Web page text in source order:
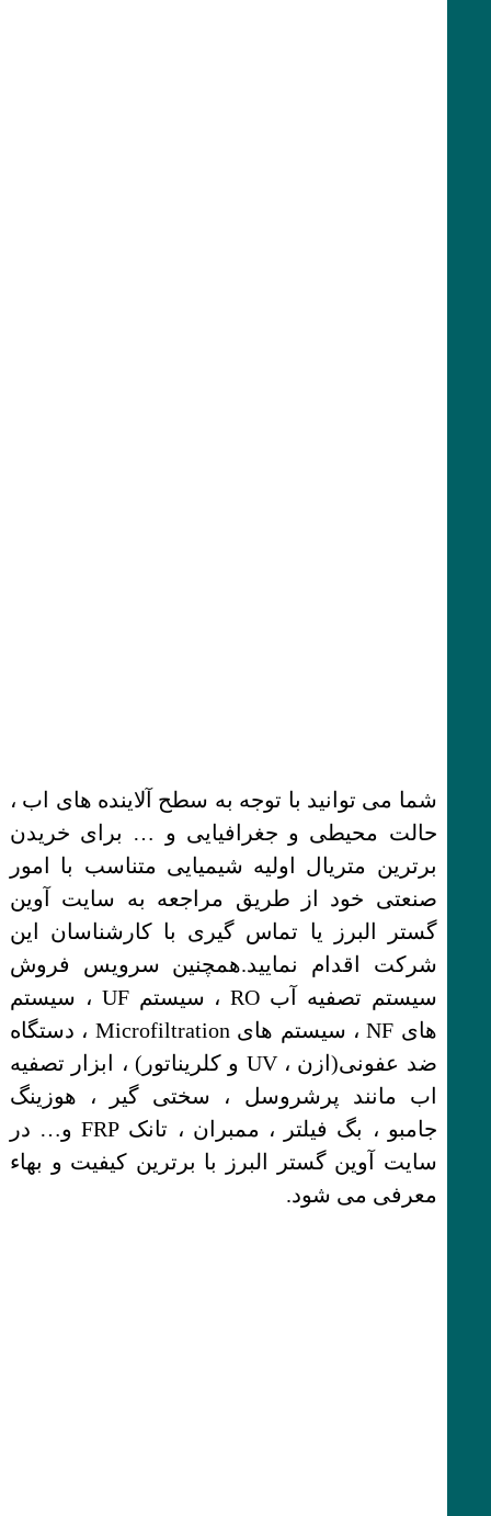
شما می توانید با توجه به سطح آلاینده های اب ،
حالت محیطی و جغرافیایی و … برای خریدن
برترین متریال اولیه شیمیایی متناسب با امور
صنعتی خود از طریق مراجعه به سایت آوین
گستر البرز یا تماس‌ گیری با کارشناسان این
شرکت اقدام نمایید.همچنین سرویس فروش
سیستم تصفیه آب RO ، سیستم UF ، سیستم
های NF ، سیستم های Microfiltration ، دستگاه
ضد عفونی(ازن ، UV و کلریناتور) ، ابزار تصفیه
اب مانند پرشروسل ، سختی گیر ، هوزینگ
جامبو ، بگ فیلتر ، ممبران ، تانک FRP و… در
سایت آوین گستر البرز با برترین کیفیت و بهاء
معرفی می شود.